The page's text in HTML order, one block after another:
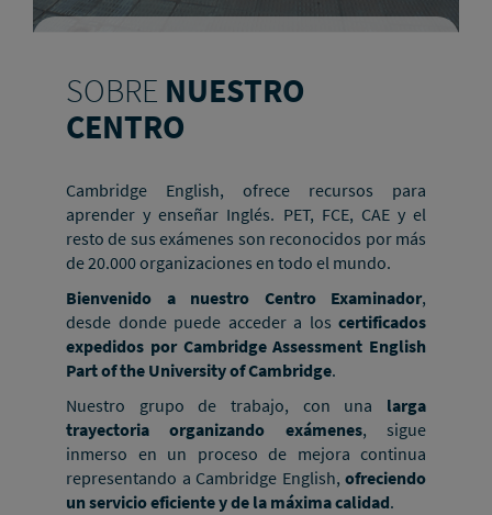
SOBRE NUESTRO
CENTRO
Cambridge English, ofrece recursos para
aprender y enseñar Inglés. PET, FCE, CAE y el
resto de sus exámenes son reconocidos por más
de 20.000 organizaciones en todo el mundo.
Bienvenido a nuestro Centro Examinador,
desde donde puede acceder a los certificados
expedidos por Cambridge Assessment English
Part of the University of Cambridge.
Nuestro grupo de trabajo, con una larga
trayectoria organizando exámenes, sigue
inmerso en un proceso de mejora continua
representando a Cambridge English, ofreciendo
un servicio eficiente y de la máxima calidad.